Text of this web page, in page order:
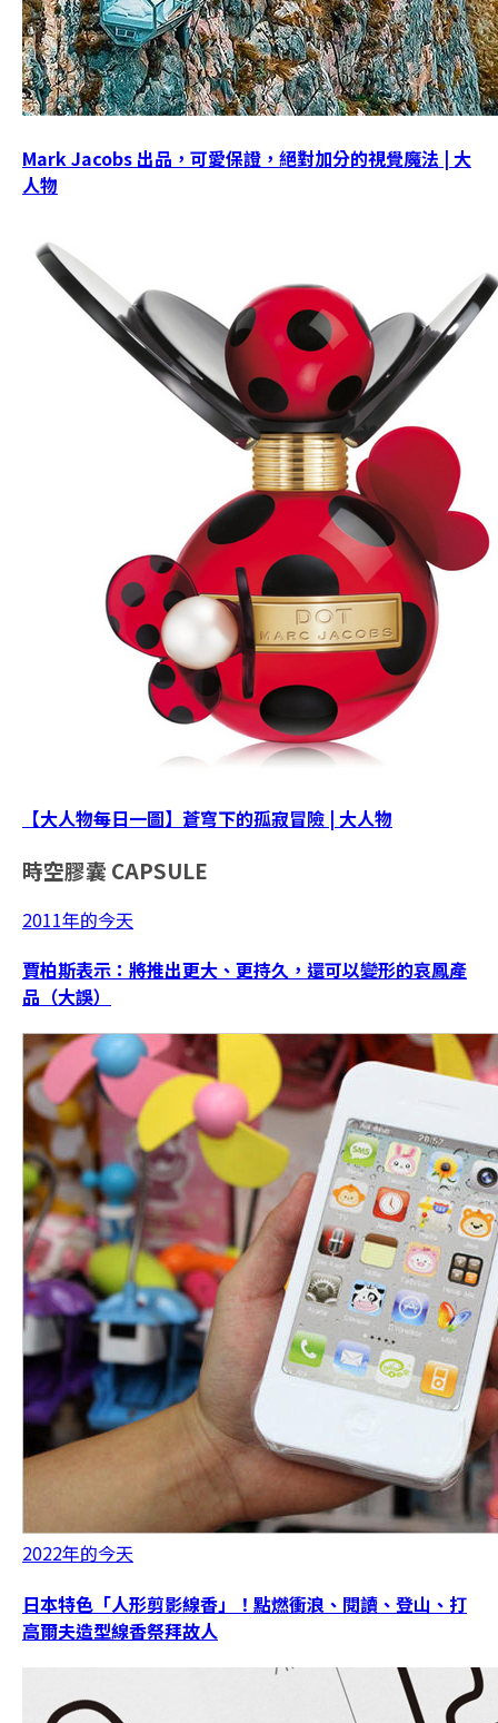
Mark Jacobs 出品，可愛保證，絕對加分的視覺魔法 | 大
人物
【大人物每日一圖】蒼穹下的孤寂冒險 | 大人物
時空膠囊 CAPSULE
2011年的今天
賈柏斯表示：將推出更大、更持久，還可以變形的哀鳳產
品（大誤）
2022年的今天
日本特色「人形剪影線香」！點燃衝浪、閱讀、登山、打
高爾夫造型線香祭拜故人